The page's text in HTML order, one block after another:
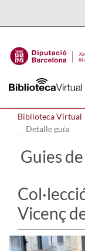
Biblioteca Virtual
Detalle guía
Guies
Vicenç